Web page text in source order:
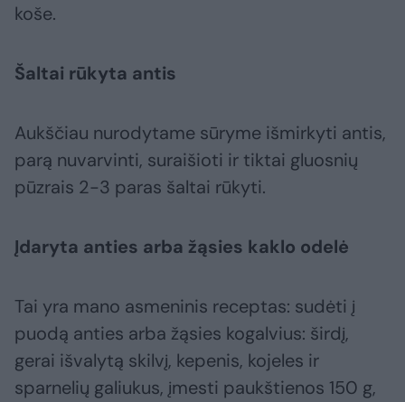
koše.
Šaltai rūkyta antis
Aukščiau nurodytame sūryme išmirkyti antis,
parą nuvarvinti, suraišioti ir tiktai gluosnių
pūzrais 2-3 paras šaltai rūkyti.
Įdaryta anties arba žąsies kaklo odelė
Tai yra mano asmeninis receptas: sudėti į
puodą anties arba žąsies kogalvius: širdį,
gerai išvalytą skilvį, kepenis, kojeles ir
sparnelių galiukus, įmesti paukštienos 150 g,